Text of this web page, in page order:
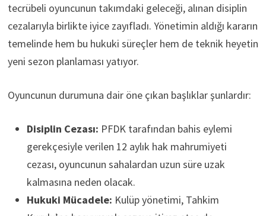
tecrübeli oyuncunun takımdaki geleceği, alınan disiplin
cezalarıyla birlikte iyice zayıfladı. Yönetimin aldığı kararın
temelinde hem bu hukuki süreçler hem de teknik heyetin
yeni sezon planlaması yatıyor.
Oyuncunun durumuna dair öne çıkan başlıklar şunlardır:
Disiplin Cezası: PFDK tarafından bahis eylemi
gerekçesiyle verilen 12 aylık hak mahrumiyeti
cezası, oyuncunun sahalardan uzun süre uzak
kalmasına neden olacak.
Hukuki Mücadele: Kulüp yönetimi, Tahkim